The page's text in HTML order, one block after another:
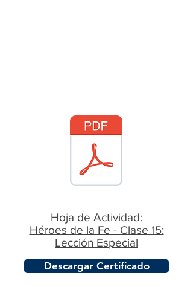
Hoja de Actividad:
Héroes de la Fe - Clase 15:
Lección Especial
Descargar Certificado